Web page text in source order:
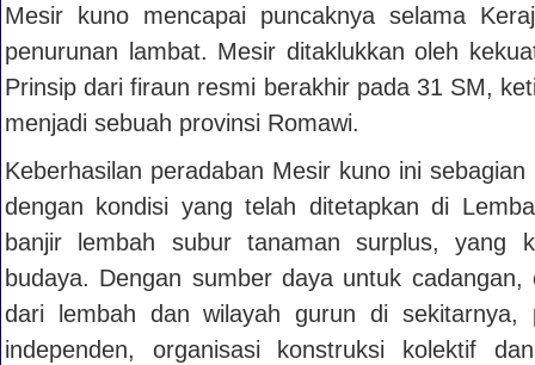
Mesir kuno mencapai puncaknya selama
penurunan lambat. Mesir ditaklukkan oleh
Prinsip dari firaun resmi berakhir pada 31 SM,
menjadi sebuah provinsi Romawi.
Keberhasilan peradaban Mesir kuno ini
dengan kondisi yang telah ditetapkan di
banjir lembah subur tanaman surplus, yang
budaya. Dengan sumber daya untuk
dari lembah dan wilayah gurun di sekitarnya,
independen, organisasi konstruksi kolektif